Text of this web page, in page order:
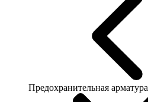
Предохранительная арматура